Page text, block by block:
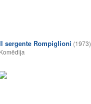
sergente Rompiglioni (1973)
Komēdija